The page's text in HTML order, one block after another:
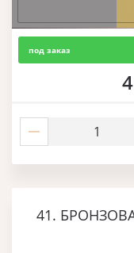
под заказ
41.